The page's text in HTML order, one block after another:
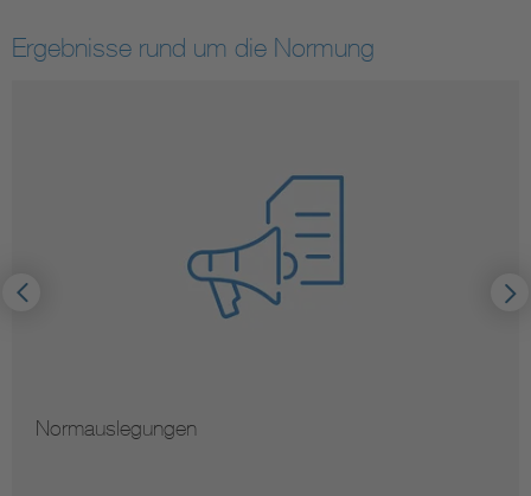
Ergebnisse rund um die Normung
Normauslegungen